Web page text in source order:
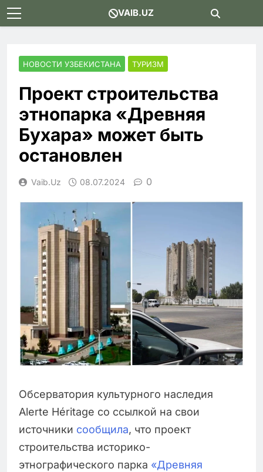
Skip
to
VAIB.UZ
НОВОСТИ УЗБЕКИСТАНА ТУРИЗМ
Проект строительства
этнопарка «Древняя
Бухара» может быть
остановлен
Vaib.uz 08.07.2024 0
Обсерватория культурного наследия
Alerte Héritage со ссылкой на свои
источники сообщила, что проект
строительства историко-
этнографического парка «Древняя